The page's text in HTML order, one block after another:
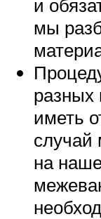
и
мы
разных
иметь
случай
на